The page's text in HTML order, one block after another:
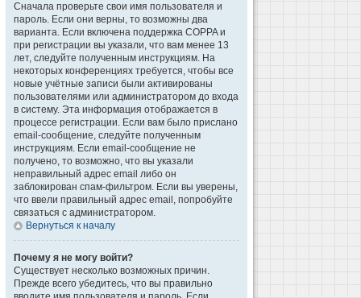
Сначала проверьте свои имя пользователя и
пароль. Если они верны, то возможны два
варианта. Если включена поддержка COPPA и
при регистрации вы указали, что вам менее 13
лет, следуйте полученным инструкциям. На
некоторых конференциях требуется, чтобы все
новые учётные записи были активированы
пользователями или администратором до входа
в систему. Эта информация отображается в
процессе регистрации. Если вам было прислано
email-сообщение, следуйте полученным
инструкциям. Если email-сообщение не
получено, то возможно, что вы указали
неправильный адрес email либо он
заблокирован спам-фильтром. Если вы уверены,
что ввели правильный адрес email, попробуйте
связаться с администратором.
Вернуться к началу
Почему я не могу войти?
Существует несколько возможных причин.
Прежде всего убедитесь, что вы правильно